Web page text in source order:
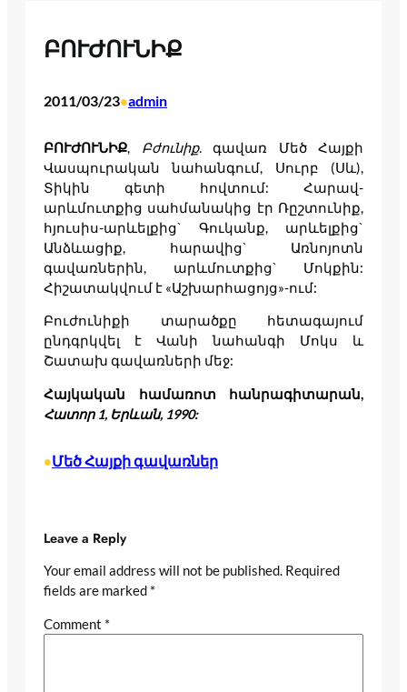
ԲՈՒԺՈՒՆԻՔ
2011/03/23•admin
ԲՈՒԺՈՒՆԻՔ, Բժունիք.գավառ Մեծ Հայքի
Վասպուրական նահանգում, Սուրբ (Սև),
Տիկին գետի հովտում: Հարավ-
արևմուտքից սահմանակից էր Ռըշտունիք,
հյուսիս-արևելքից` Գուկանք, արևելքից`
Անձևացիք, հարավից` Առնոյոտն
գավառներին, արևմուտքից` Մոկքին:
Հիշատակվում է «Աշխարհացոյց»-ում:
Բուժունիքի տարածքը հետագայում
ընդգրկվել է Վանի նահանգի Մոկս և
Շատախ գավառների մեջ:
Հայկական համառոտ հանրագիտարան,
Հատոր1, Երևան, 1990:
•Մեծ Հայքի գավառներ
Leave a Reply
Your email address will not be published. Required
fields are marked *
Comment *